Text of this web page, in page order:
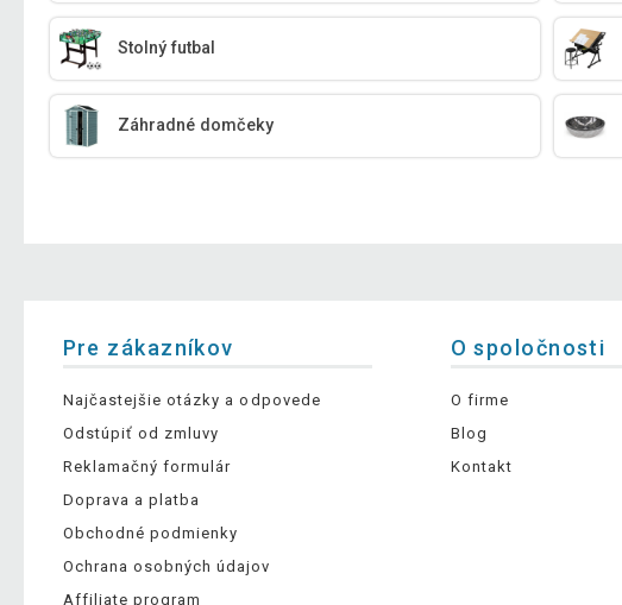
Stolný futbal
Záhradné domčeky
Pre zákazníkov
Najčastejšie otázky a odpovede
Odstúpiť od zmluvy
Reklamačný formulár
Doprava a platba
Obchodné podmienky
Ochrana osobných údajov
Affiliate program
O spoločnosti
O firme
Blog
Kontakt